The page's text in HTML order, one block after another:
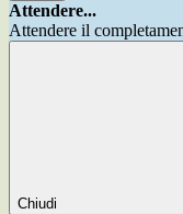
Attendere...
Attendere il
Chiudi